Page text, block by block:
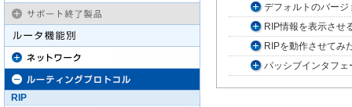
デフォルトのバー
RIP情報を表示させ
RIPを動作させてみ
パッシブインタフ
RIP